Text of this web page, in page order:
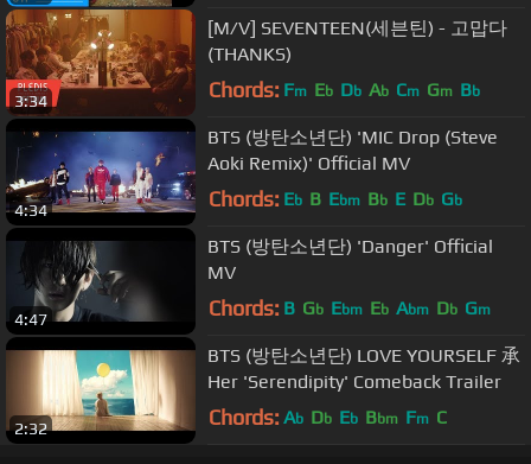
3:34
[M/V] SEVENTEEN(세븐틴) - 고맙다
(THANKS)
Chords: Fm Eb Db Ab Cm Gm Bb
4:34
BTS (방탄소년단) 'MIC Drop (Steve
Aoki Remix)' Official MV
Chords: Eb B Ebm Bb E Db Gb
4:47
BTS (방탄소년단) 'Danger' Official
MV
Chords: B Gb Ebm Eb Abm Db Gm
2:32
BTS (방탄소년단) LOVE YOURSELF 承
Her 'Serendipity' Comeback Trailer
Chords: Ab Db Eb Bbm Fm C